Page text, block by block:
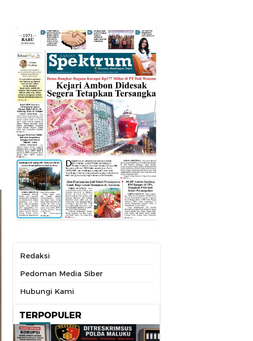
Redaksi
Pedoman Media Siber
Hubungi Kami
TERPOPULER